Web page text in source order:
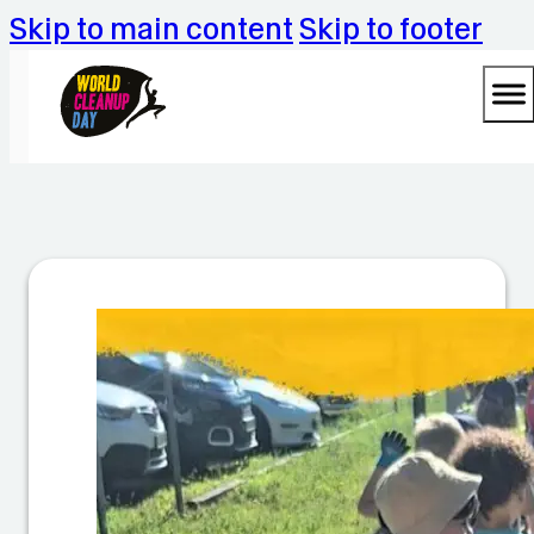
Skip to main content Skip to footer
l
e
a
u